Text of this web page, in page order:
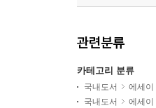
관련분류
카테고리 분류
국내도서 에세이
국내도서
에세이